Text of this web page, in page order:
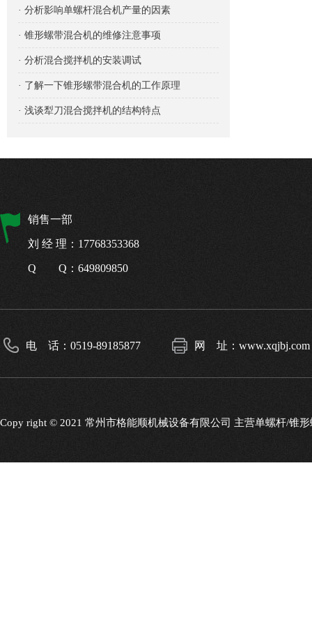
· 分析影响单螺杆混合机产量的因素
· 锥形螺带混合机的维修注意事项
· 分析混合搅拌机的安装调试
· 了解一下锥形螺带混合机的工作原理
· 浅谈犁刀混合搅拌机的结构特点
销售一部
刘 经 理：17768353368
Q Q：649809850
电 话：0519-89185877 网 址：www.xqjbj.com
Copy right © 2021 常州市格能顺机械设备有限公司 主营单螺杆/锥